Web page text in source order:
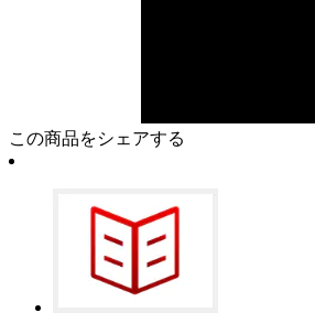
この商品をシェアする